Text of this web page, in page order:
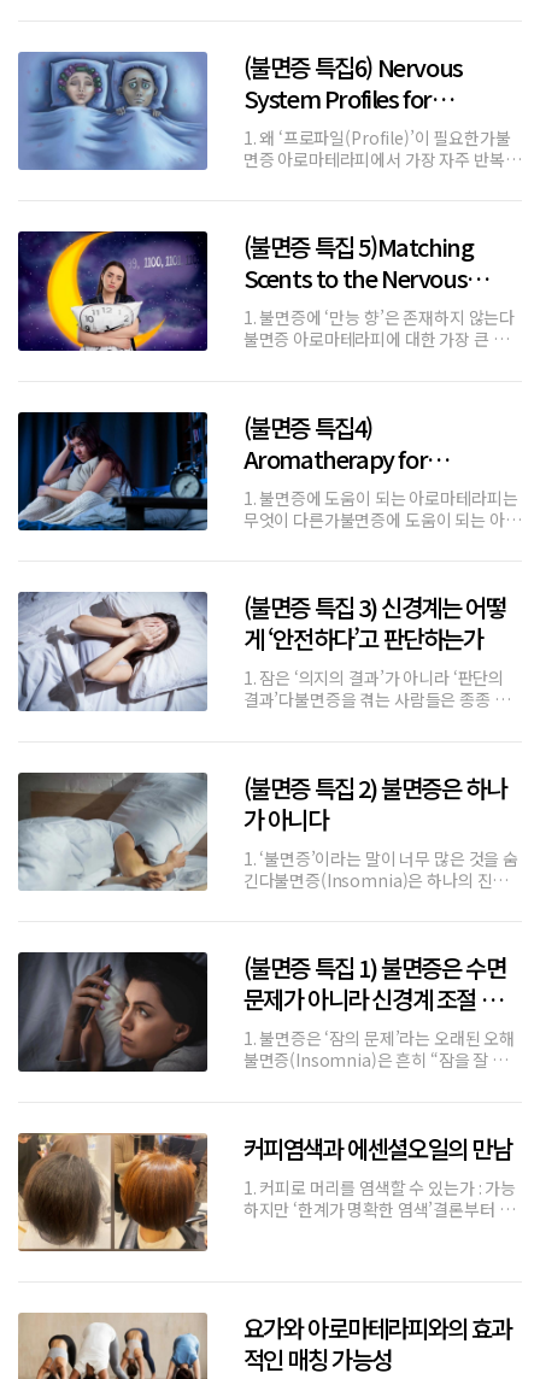
라 Nervous system problem(신경계
문제)다.개
(불면증 특집6) Nervous
System Profiles for
Insomnia (불면증을 위한 신경
계 프로파일)
1. 왜 ‘프로파일(Profile)’이 필요한가불
면증 아로마테라피에서 가장 자주 반복되
른 상태(state)'가 작동한다.따라서 필요
한 것은 ‘좋은 향
(불면증 특집 5)Matching
Scents to the Nervous
System (신경계에 맞는 향의
선택)
1. 불면증에 ‘만능 향’은 존재하지 않는다
불면증 아로마테라피에 대한 가장 큰 오
가 아니라 ‘Autonomic nervous
system state
(불면증 특집4)
Aromatherapy for
Insomnia (불면증을 위한 아로
마테라피)
1. 불면증에 도움이 되는 아로마테라피는
무엇이 다른가불면증에 도움이 되는 아로
은 여전히 불면증을 ‘잠의 문제’로 바라보
는 관점에 머물러 있다.앞선
(불면증 특집 3) 신경계는 어떻
게 ‘안전하다’고 판단하는가
1. 잠은 ‘의지의 결과’가 아니라 ‘판단의
결과’다불면증을 겪는 사람들은 종종 이
서가 아니라,신경계가 아직 휴식을 허락
하지 않았기 때문이다.수면은
(불면증 특집 2) 불면증은 하나
가 아니다
1. ‘불면증’이라는 말이 너무 많은 것을 숨
긴다불면증(Insomnia)은 하나의 진단
폭주한다• 어떤 사람은 자주 깨고, 얕게
잔다• 어떤 사람은 새
(불면증 특집 1) 불면증은 수면
문제가 아니라 신경계 조절 실패
다
1. 불면증은 ‘잠의 문제’라는 오래된 오해
불면증(Insomnia)은 흔히 “잠을 잘 자
명은 중요한 사실 하나를 놓치고 있다.많
은 불면증 환자들은
커피염색과 에센셜오일의 만남
1. 커피로 머리를 염색할 수 있는가 : 가능
하지만 ‘한계가 명확한 염색’결론부터 말
탄닌(Tannin),
요가와 아로마테라피와의 효과
적인 매칭 가능성